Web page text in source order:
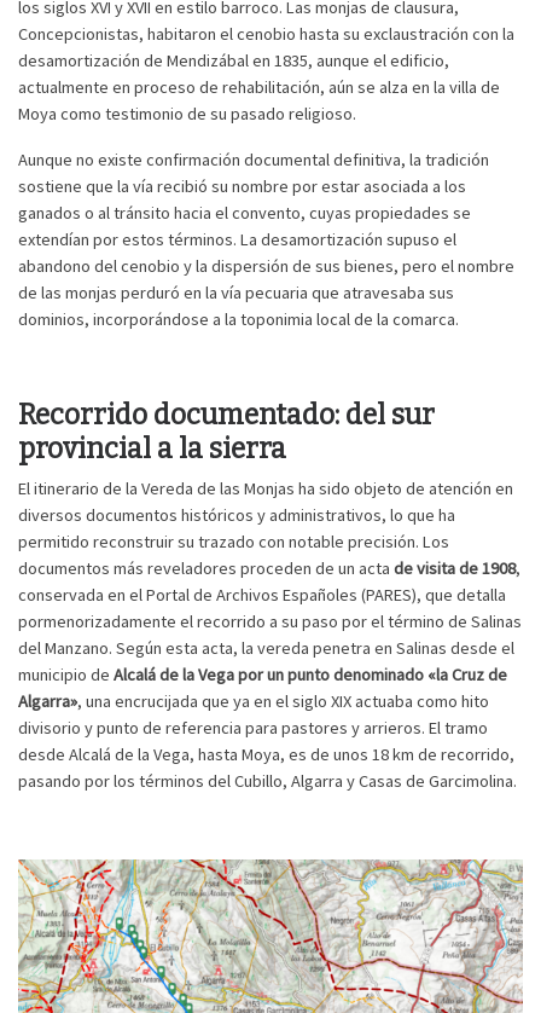
los siglos XVI y XVII en estilo barroco. Las monjas de clausura,
Concepcionistas, habitaron el cenobio hasta su exclaustración con la
desamortización de Mendizábal en 1835, aunque el edificio,
actualmente en proceso de rehabilitación, aún se alza en la villa de
Moya como testimonio de su pasado religioso.
Aunque no existe confirmación documental definitiva, la tradición
sostiene que la vía recibió su nombre por estar asociada a los
ganados o al tránsito hacia el convento, cuyas propiedades se
extendían por estos términos. La desamortización supuso el
abandono del cenobio y la dispersión de sus bienes, pero el nombre
de las monjas perduró en la vía pecuaria que atravesaba sus
dominios, incorporándose a la toponimia local de la comarca.
Recorrido documentado: del sur
provincial a la sierra
El itinerario de la Vereda de las Monjas ha sido objeto de atención en
diversos documentos históricos y administrativos, lo que ha
permitido reconstruir su trazado con notable precisión. Los
documentos más reveladores proceden de un acta de visita de 1908,
conservada en el Portal de Archivos Españoles (PARES), que detalla
pormenorizadamente el recorrido a su paso por el término de Salinas
del Manzano. Según esta acta, la vereda penetra en Salinas desde el
municipio de Alcalá de la Vega por un punto denominado «la Cruz de
Algarra», una encrucijada que ya en el siglo XIX actuaba como hito
divisorio y punto de referencia para pastores y arrieros. El tramo
desde Alcalá de la Vega, hasta Moya, es de unos 18 km de recorrido,
pasando por los términos del Cubillo, Algarra y Casas de Garcimolina.